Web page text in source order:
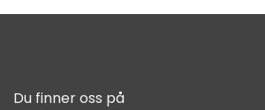
Du finner oss på